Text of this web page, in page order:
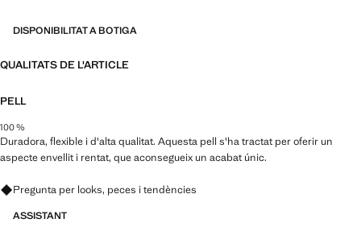
DISPONIBILITAT A BOTIGA
QUALITATS DE L'ARTICLE
PELL
100 %
Duradora, flexible i d'alta qualitat. Aquesta pell s'ha tractat per oferir un
aspecte envellit i rentat, que aconsegueix un acabat únic.
Pregunta per looks, peces i tendències
ASSISTANT